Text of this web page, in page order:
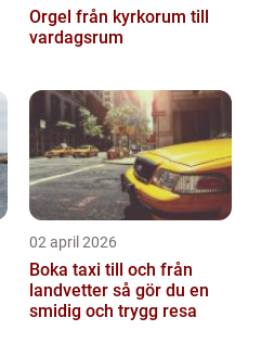
Orgel från kyrkorum till
vardagsrum
02 april 2026
Boka taxi till och från
landvetter så gör du en
smidig och trygg resa